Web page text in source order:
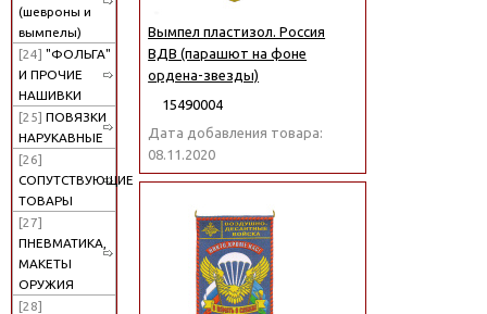
(шевроны и
вымпелы)
[24] "ФОЛЬГА"
И ПРОЧИЕ
НАШИВКИ
[25] ПОВЯЗКИ
НАРУКАВНЫЕ
[26]
СОПУТСТВУЮЩИЕ
ТОВАРЫ
[27]
ПНЕВМАТИКА,
МАКЕТЫ
ОРУЖИЯ
[28]
Вымпел пластизол. Россия
ВДВ (парашют на фоне
ордена-звезды)
15490004
Дата добавления товара:
08.11.2020